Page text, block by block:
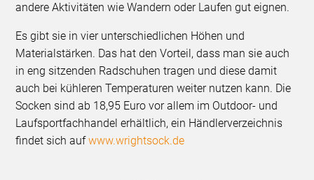
andere Aktivitäten wie Wandern oder Laufen gut eignen.
Es gibt sie in vier unterschiedlichen Höhen und
Materialstärken. Das hat den Vorteil, dass man sie auch
in eng sitzenden Radschuhen tragen und diese damit
auch bei kühleren Temperaturen weiter nutzen kann. Die
Socken sind ab 18,95 Euro vor allem im Outdoor- und
Laufsportfachhandel erhältlich, ein Händlerverzeichnis
findet sich aufwww.wrightsock.de